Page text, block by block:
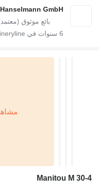
Hanselmann GmbH
6 سنوات في Machineryline
Manitou M 30-4